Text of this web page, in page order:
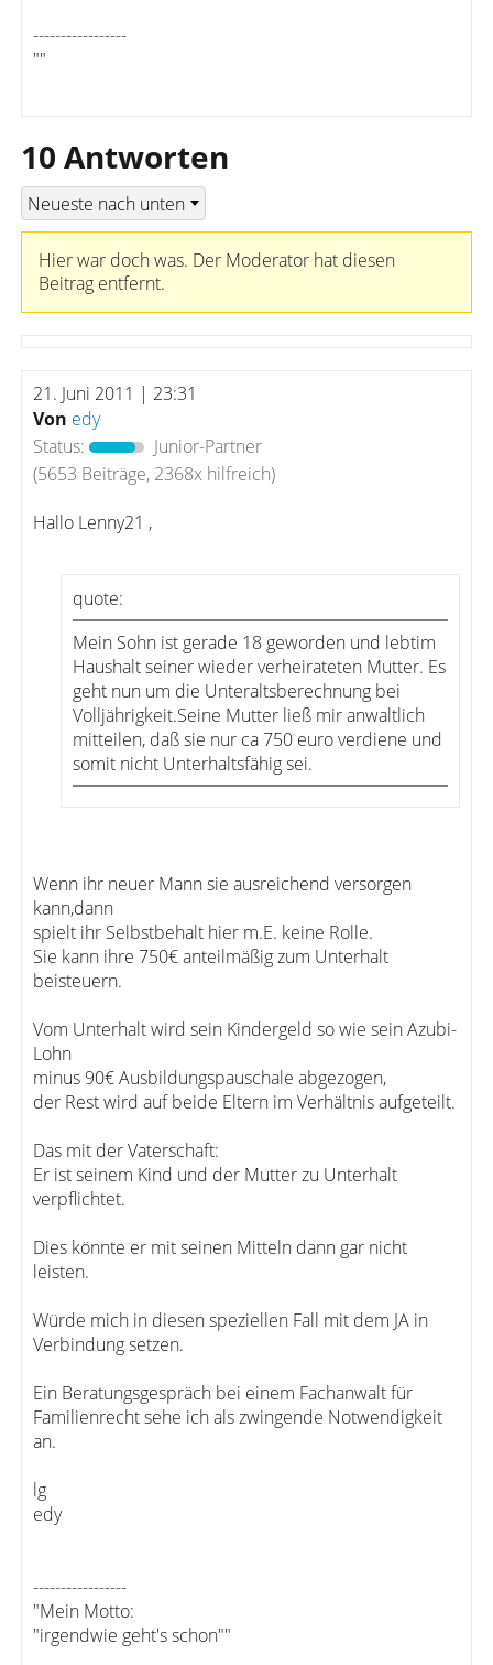
-----------------
""
10 Antworten
Hier war doch was. Der Moderator hat diesen
Beitrag entfernt.
21. Juni 2011 | 23:31
Von edy
Status:
Junior-Partner
(5653 Beiträge, 2368x hilfreich)
Hallo Lenny21 ,
quote:
Mein Sohn ist gerade 18 geworden und lebtim
Haushalt seiner wieder verheirateten Mutter. Es
geht nun um die Unteraltsberechnung bei
Volljährigkeit.Seine Mutter ließ mir anwaltlich
mitteilen, daß sie nur ca 750 euro verdiene und
somit nicht Unterhaltsfähig sei.
Wenn ihr neuer Mann sie ausreichend versorgen
kann,dann
spielt ihr Selbstbehalt hier m.E. keine Rolle.
Sie kann ihre 750€ anteilmäßig zum Unterhalt
beisteuern.
Vom Unterhalt wird sein Kindergeld so wie sein Azubi-
Lohn
minus 90€ Ausbildungspauschale abgezogen,
der Rest wird auf beide Eltern im Verhältnis aufgeteilt.
Das mit der Vaterschaft:
Er ist seinem Kind und der Mutter zu Unterhalt
verpflichtet.
Dies könnte er mit seinen Mitteln dann gar nicht
leisten.
Würde mich in diesen speziellen Fall mit dem JA in
Verbindung setzen.
Ein Beratungsgespräch bei einem Fachanwalt für
Familienrecht sehe ich als zwingende Notwendigkeit
an.
lg
edy
-----------------
"Mein Motto:
"irgendwie geht's schon""